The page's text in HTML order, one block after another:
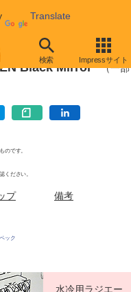
Translate
検索 Impressサイト
Black Mirror（一部
のです。
ください。
プ
備考
ック
水冷用ラジエー